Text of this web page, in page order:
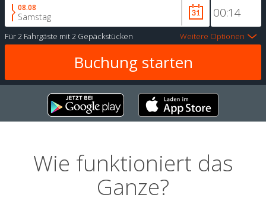
08.08
Samstag
Für2 Fahrgäste mit2 Gepäckstücken Weitere Optionen
Wie funktioniert das
Ganze?